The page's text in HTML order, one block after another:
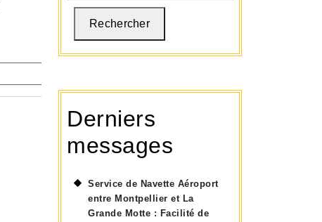
Rechercher
Derniers
messages
Service de Navette Aéroport
entre Montpellier et La
Grande Motte : Facilité de